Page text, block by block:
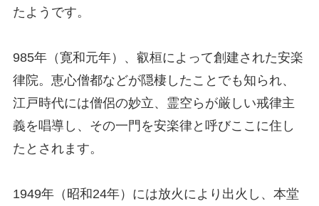
たようです。
985年（寛和元年）、叡桓によって創建された安楽
律院。恵心僧都などが隠棲したことでも知られ、
江戸時代には僧侶の妙立、霊空らが厳しい戒律主
義を唱導し、その一門を安楽律と呼びここに住し
たとされます。
1949年（昭和24年）には放火により出火し、本堂